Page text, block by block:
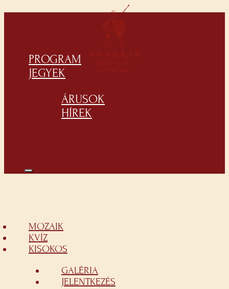
PROGRAM
JEGYEK
ÁRUSOK
HÍREK
MOZAIK
KVÍZ
KISOKOS
GALÉRIA
JELENTKEZÉS